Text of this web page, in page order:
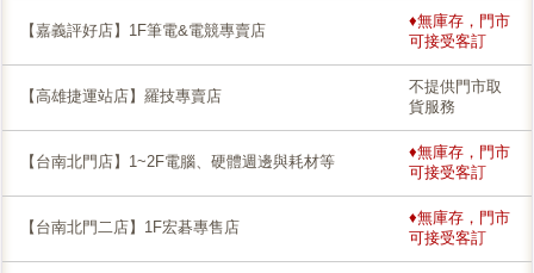
【嘉義評好店】1F筆電&電競專賣店
♦無庫存，門市
可接受客訂
【高雄捷運站店】羅技專賣店
不提供門市取
貨服務
【台南北門店】1~2F電腦、硬體週邊與耗材等
♦無庫存，門市
可接受客訂
【台南北門二店】1F宏碁專售店
♦無庫存，門市
可接受客訂